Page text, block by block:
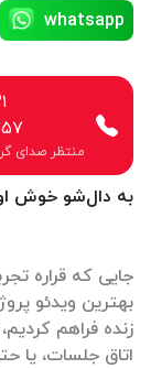
به دال‌شو خوش
جایی که قراره
بهترین ویدئو
زنده فراهم
اتاق جلسات، یا
whatsapp
منتظر صدای